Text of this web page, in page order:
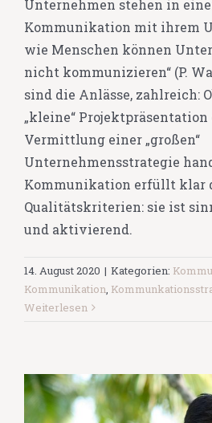
Unternehmen stehen in
Kommunikation mit ihrem
wie Menschen können
nicht kommunizieren“ (P.
sind die Anlässe, zahlreich:
„kleine“ Projektpräsentation
Vermittlung einer „großen“
Unternehmensstrategie
Kommunikation erfüllt klar
Qualitätskriterien: sie ist
und aktivierend.
14. August 2020 | Kategorien:
Kommunikation,
Weiterlesen